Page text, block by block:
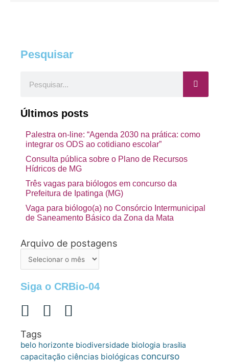
Pesquisar
Últimos posts
Palestra on-line: “Agenda 2030 na prática: como
integrar os ODS ao cotidiano escolar”
Consulta pública sobre o Plano de Recursos
Hídricos de MG
Três vagas para biólogos em concurso da
Prefeitura de Ipatinga (MG)
Vaga para biólogo(a) no Consórcio Intermunicipal
de Saneamento Básico da Zona da Mata
Arquivo de postagens
Arquivo
Siga o CRBio-04
Tags
belo horizonte biodiversidade biologia brasília
capacitação ciências biológicas concurso